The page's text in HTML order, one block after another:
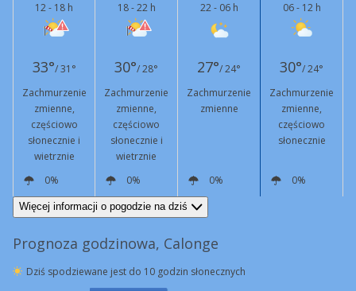
12 - 18 h
18 - 22 h
22 - 06 h
06 - 12 h
33°/ 31° 30°/ 28° 27°/ 24° 30°/ 24°
Zachmurzenie
zmienne,
częściowo
słonecznie i
wietrznie
Zachmurzenie
zmienne,
częściowo
słonecznie i
wietrznie
Zachmurzenie
zmienne
Zachmurzenie
zmienne,
częściowo
słonecznie
0% 0% 0%
0%
S
21 km/h
Podmuchy
52 km/h S
12 km/h
Podmuchy
44 km/h
Więcej informacji o pogodzie na dziś
Prognoza godzinowa, Calonge
Dziś spodziewane jest do 10 godzin słonecznych